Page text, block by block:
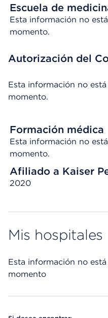
Escuela de
Esta información no
momento.
Autorización del
Esta información no
momento.
Formación médica
Esta información no
momento.
Afiliado a Kaiser
2020
Mis hospitales
Esta información no
momento